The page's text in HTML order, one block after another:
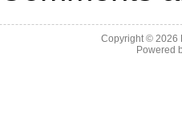
Copyright © 2026
Powered